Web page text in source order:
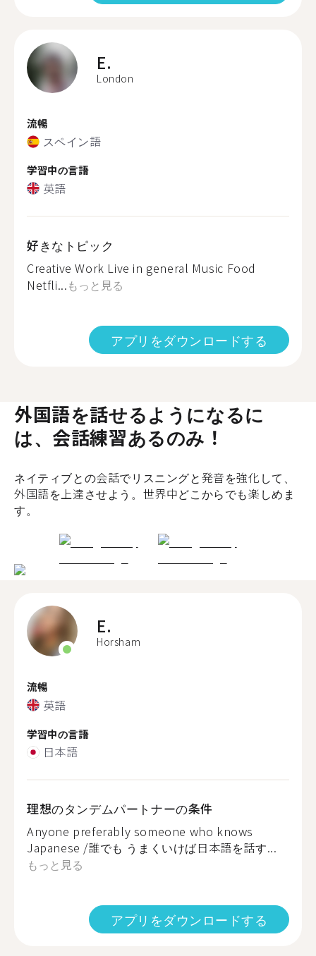
E.
London
流暢
スペイン語
学習中の言語
英語
好きなトピック
Creative Work Live in general Music Food
Netfli...もっと見る
アプリをダウンロードする
外国語を話せるようになるに
は、会話練習あるのみ！
ネイティブとの会話でリスニングと発音を強化して、
外国語を上達させよう。世界中どこからでも楽しめま
す。
E.
Horsham
流暢
英語
学習中の言語
日本語
理想のタンデムパートナーの条件
Anyone preferably someone who knows
Japanese /誰でも うまくいけば日本語を話す...
もっと見る
アプリをダウンロードする